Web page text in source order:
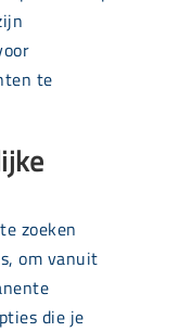
te
zoeken
om vanuit
die je